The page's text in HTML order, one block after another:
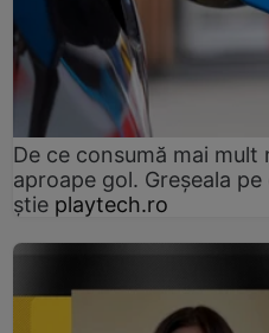
De ce consumă mai
aproape gol. Greșeala
știe playtech.ro